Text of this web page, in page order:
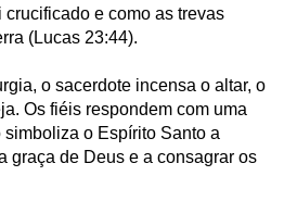
e como as trevas
(Lucas 23:44).
o sacerdote incensa o altar, o
Os fiéis respondem com uma
o Espírito Santo a
graça de Deus e a consagrar os